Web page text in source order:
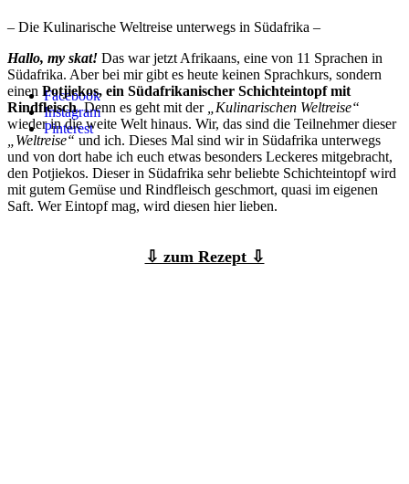
Facebook
Instagram
Pinterest
– Die Kulinarische Weltreise unterwegs in Südafrika –
Hallo, my skat! Das war jetzt Afrikaans, eine von 11 Sprachen in
Südafrika. Aber bei mir gibt es heute keinen Sprachkurs, sondern
einen Potjiekos, ein Südafrikanischer Schichteintopf mit
Rindfleisch. Denn es geht mit der
„Kulinarischen Weltreise“
wieder in die weite Welt hinaus. Wir, das sind die Teilnehmer dieser
„Weltreise“ und ich. Dieses Mal sind wir in Südafrika unterwegs
und von dort habe ich euch etwas besonders Leckeres mitgebracht,
den Potjiekos. Dieser in Südafrika sehr beliebte Schichteintopf wird
mit gutem Gemüse und Rindfleisch geschmort, quasi im eigenen
Saft. Wer Eintopf mag, wird diesen hier lieben.
⇩ zum Rezept ⇩